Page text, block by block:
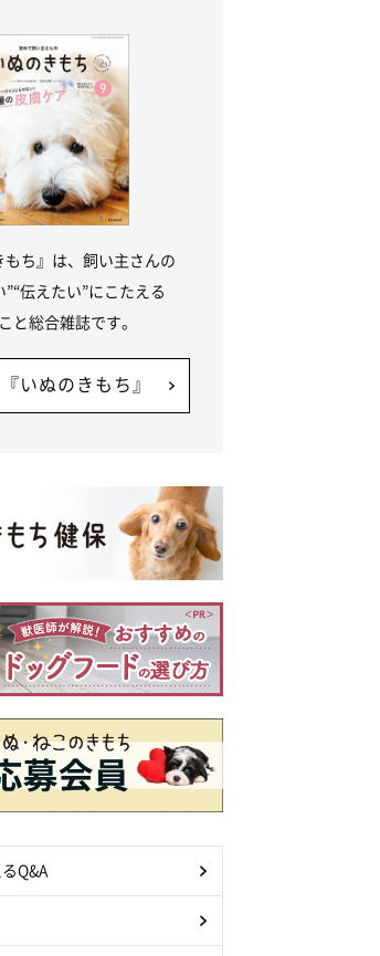
もち』は、飼い主さんの
”“伝えたい”にこたえる
と総合雑誌です。
いぬのきもち』
Q&A